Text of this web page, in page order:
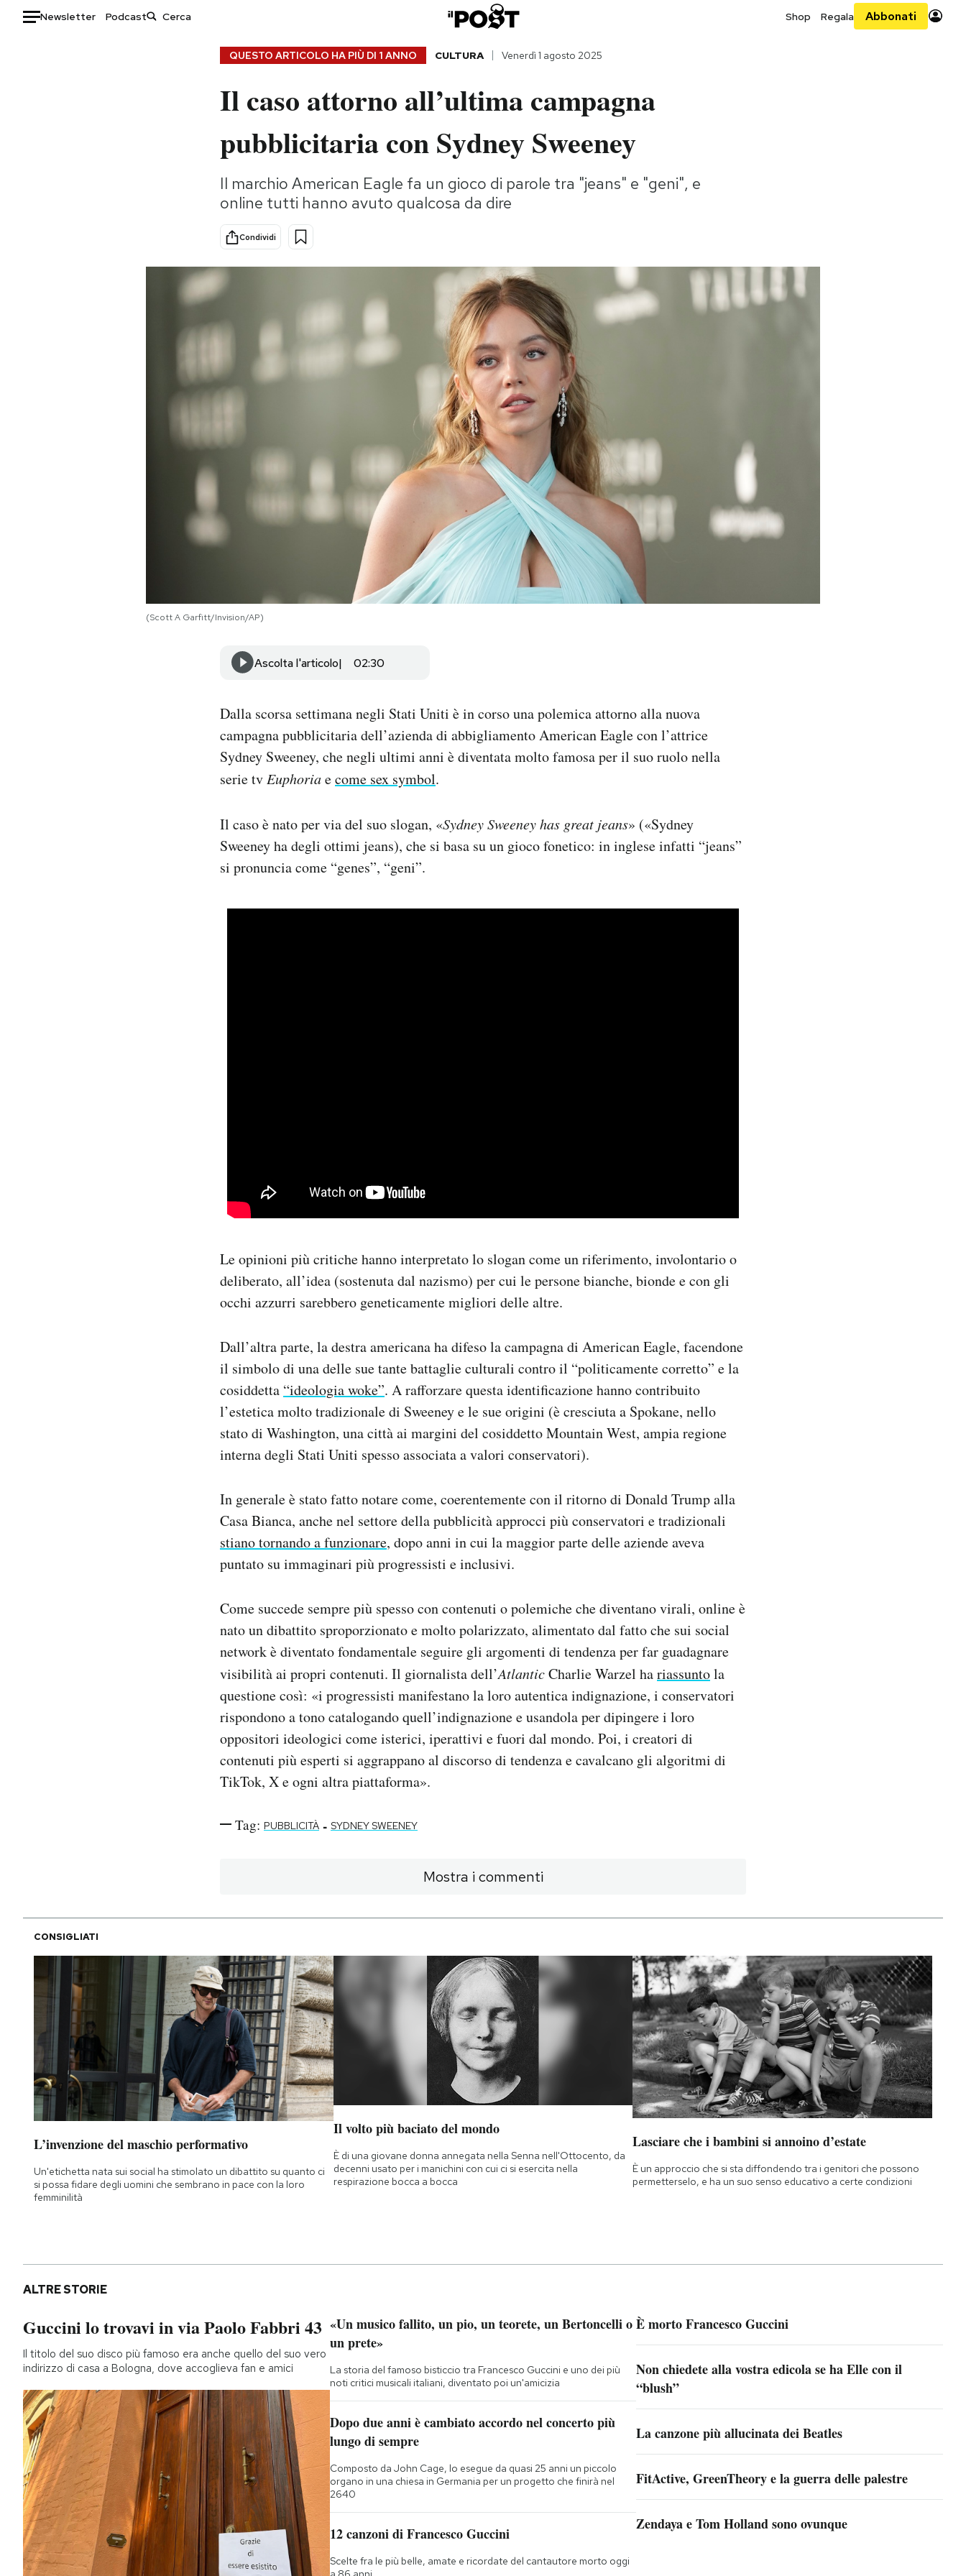
Newsletter Podcast Shop Regala Abbonati
Consumismi
Ok Boomer!
Altrecose
Mondiali calcio 2026
QUESTO ARTICOLO HA PIÙ DI 1 ANNO CULTURA Venerdì 1 agosto 2025
Il caso attorno all’ultima campagna
pubblicitaria con Sydney Sweeney
Il marchio American Eagle fa un gioco di parole tra "jeans" e "geni", e
online tutti hanno avuto qualcosa da dire
Condividi
(Scott A Garfitt/Invision/AP)
Ascolta l'articolo 02:30
Dalla scorsa settimana negli Stati Uniti è in corso una polemica attorno alla nuova
campagna pubblicitaria dell’azienda di abbigliamento American Eagle con l’attrice
Sydney Sweeney, che negli ultimi anni è diventata molto famosa per il suo ruolo nella
serie tvEuphoriaecome sex symbol.
Il caso è nato per via del suo slogan, «Sydney Sweeney has great jeans» («Sydney
Sweeney ha degli ottimi jeans), che si basa su un gioco fonetico: in inglese infatti “jeans”
si pronuncia come “genes”, “geni”.
Le opinioni più critiche hanno interpretato lo slogan come un riferimento, involontario o
deliberato, all’idea (sostenuta dal nazismo) per cui le persone bianche, bionde e con gli
occhi azzurri sarebbero geneticamente migliori delle altre.
Dall’altra parte, la destra americana ha difeso la campagna di American Eagle, facendone
il simbolo di una delle sue tante battaglie culturali contro il “politicamente corretto” e la
cosiddetta “ideologia woke”. A rafforzare questa identificazione hanno contribuito
l’estetica molto tradizionale di Sweeney e le sue origini (è cresciuta a Spokane, nello
stato di Washington, una città ai margini del cosiddetto Mountain West, ampia regione
interna degli Stati Uniti spesso associata a valori conservatori).
In generale è stato fatto notare come, coerentemente con il ritorno di Donald Trump alla
Casa Bianca, anche nel settore della pubblicità approcci più conservatori e tradizionali
stiano tornando a funzionare, dopo anni in cui la maggior parte delle aziende aveva
puntato su immaginari più progressisti e inclusivi.
Come succede sempre più spesso con contenuti o polemiche che diventano virali, online è
nato un dibattito sproporzionato e molto polarizzato, alimentato dal fatto che sui social
network è diventato fondamentale seguire gli argomenti di tendenza per far guadagnare
visibilità ai propri contenuti. Il giornalista dell’AtlanticCharlie Warzel hariassuntola
questione così: «i progressisti manifestano la loro autentica indignazione, i conservatori
rispondono a tono catalogando quell’indignazione e usandola per dipingere i loro
oppositori ideologici come isterici, iperattivi e fuori dal mondo. Poi, i creatori di
contenuti più esperti si aggrappano al discorso di tendenza e cavalcano gli algoritmi di
TikTok, X e ogni altra piattaforma».
Tag: PUBBLICITÀ - SYDNEY SWEENEY
Mostra i commenti
CONSIGLIATI
L’invenzione del maschio performativo
Un'etichetta nata sui social ha stimolato un dibattito su quanto ci
si possa fidare degli uomini che sembrano in pace con la loro
femminilità
Il volto più baciato del mondo
È di una giovane donna annegata nella Senna nell'Ottocento, da
decenni usato per i manichini con cui ci si esercita nella
respirazione bocca a bocca
Lasciare che i bambini si annoino d’estate
È un approccio che si sta diffondendo tra i genitori che possono
permetterselo, e ha un suo senso educativo a certe condizioni
ALTRE STORIE
Guccini lo trovavi in via Paolo Fabbri 43
Il titolo del suo disco più famoso era anche quello del suo vero
indirizzo di casa a Bologna, dove accoglieva fan e amici
«Un musico fallito, un pio, un teorete, un Bertoncelli o
un prete»
La storia del famoso bisticcio tra Francesco Guccini e uno dei più
noti critici musicali italiani, diventato poi un'amicizia
Dopo due anni è cambiato accordo nel concerto più
lungo di sempre
Composto da John Cage, lo esegue da quasi 25 anni un piccolo
organo in una chiesa in Germania per un progetto che finirà nel
2640
12 canzoni di Francesco Guccini
Scelte fra le più belle, amate e ricordate del cantautore morto oggi
È morto Francesco Guccini
Non chiedete alla vostra edicola se ha Elle con il
“blush”
La canzone più allucinata dei Beatles
FitActive, GreenTheory e la guerra delle palestre
Zendaya e Tom Holland sono ovunque